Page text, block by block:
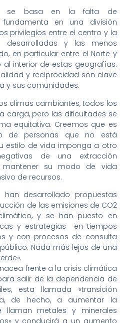
se basa en la falta de
en una división
privilegios entre el centro y la
desarrolladas y las menos
en particular entre el Norte y
al interior de estas geografías.
y reciprocidad son clave
y sus comunidades.
climas cambiantes, todos los
carga, pero las dificultades se
equitativa. Creemos que es
de personas que no está
estilo de vida imponga a otro
de una extracción
su modo de vida
de recursos.
desarrollado propuestas
de las emisiones de CO2
y se han puesto en
y estrategias en tiempos
y con procesos de consulta
Nada más lejos de una
frente a la crisis climática
salir de la dependencia de
esta llamada «transición
de hecho, a aumentar la
metales y minerales